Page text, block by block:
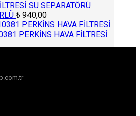
SU SEPARATÖRÜ
₺ 940,00
PERKİNS HAVA FİLTRESİ